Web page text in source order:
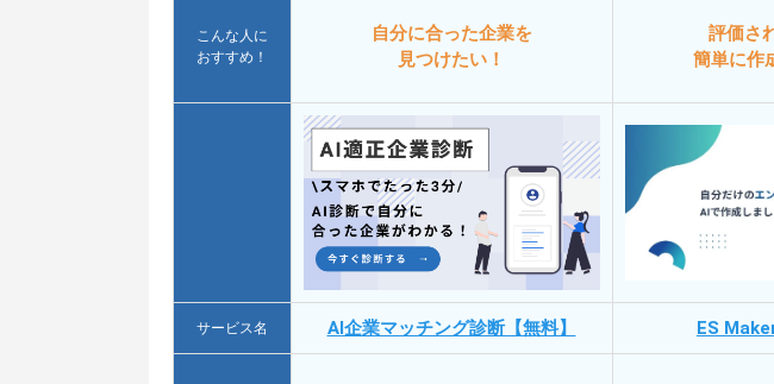
こんな人に
おすすめ！
自分に合った企業を
見つけたい！
評価さ
簡単に作
サービス名 AI企業マッチング診断【無料】 ES